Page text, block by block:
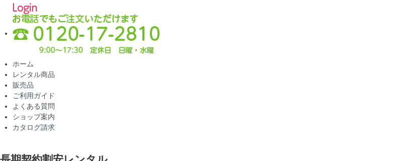
ホーム
レンタル商品
販売品
ご利用ガイド
よくある質問
ショップ案内
カタログ請求